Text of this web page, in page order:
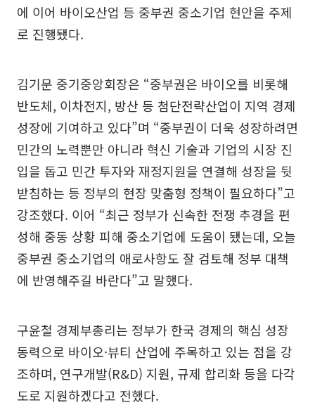
에 이어 바이오산업 등 중부권 중소기업 현안을 주제
로 진행됐다.
김기문 중기중앙회장은 “중부권은 바이오를 비롯해
반도체, 이차전지, 방산 등 첨단전략산업이 지역 경제
성장에 기여하고 있다”며 “중부권이 더욱 성장하려면
민간의 노력뿐만 아니라 혁신 기술과 기업의 시장 진
입을 돕고 민간 투자와 재정지원을 연결해 성장을 뒷
받침하는 등 정부의 현장 맞춤형 정책이 필요하다”고
강조했다. 이어 “최근 정부가 신속한 전쟁 추경을 편
성해 중동 상황 피해 중소기업에 도움이 됐는데, 오늘
중부권 중소기업의 애로사항도 잘 검토해 정부 대책
에 반영해주길 바란다”고 말했다.
구윤철 경제부총리는 정부가 한국 경제의 핵심 성장
동력으로 바이오·뷰티 산업에 주목하고 있는 점을 강
조하며, 연구개발(R&D) 지원, 규제 합리화 등을 다각
도로 지원하겠다고 전했다.